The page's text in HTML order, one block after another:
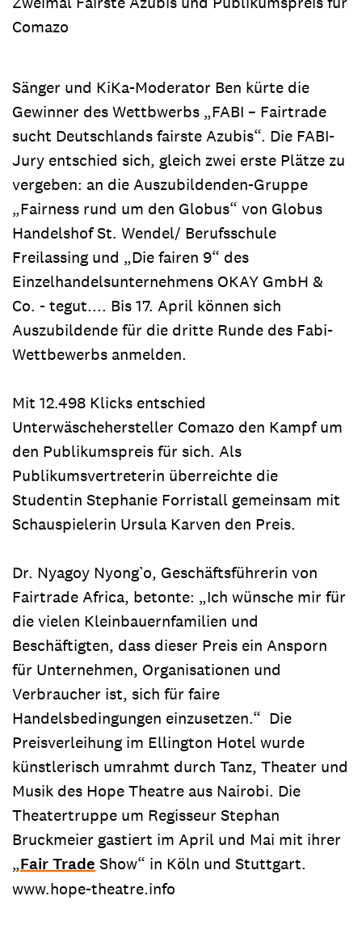
Comazo
Sänger und KiKa-Moderator Ben kürte die
Gewinner des Wettbwerbs „FABI – Fairtrade
sucht Deutschlands fairste Azubis“. Die FABI-
Jury entschied sich, gleich zwei erste Plätze zu
vergeben: an die Auszubildenden-Gruppe
„Fairness rund um den Globus“ von Globus
Handelshof St. Wendel/ Berufsschule
Freilassing und „Die fairen 9“ des
Einzelhandelsunternehmens OKAY GmbH &
Co. - tegut.... Bis 17. April können sich
Auszubildende für die dritte Runde des Fabi-
Wettbewerbs anmelden.
Mit 12.498 Klicks entschied
Unterwäschehersteller Comazo den Kampf um
den Publikumspreis für sich. Als
Publikumsvertreterin überreichte die
Studentin Stephanie Forristall gemeinsam mit
Schauspielerin Ursula Karven den Preis.
Dr. Nyagoy Nyong’o, Geschäftsführerin von
Fairtrade Africa, betonte: „Ich wünsche mir für
die vielen Kleinbauernfamilien und
Beschäftigten, dass dieser Preis ein Ansporn
für Unternehmen, Organisationen und
Verbraucher ist, sich für faire
Handelsbedingungen einzusetzen.“ Die
Preisverleihung im Ellington Hotel wurde
künstlerisch umrahmt durch Tanz, Theater und
Musik des Hope Theatre aus Nairobi. Die
Theatertruppe um Regisseur Stephan
Bruckmeier gastiert im April und Mai mit ihrer
„Fair Trade Show“ in Köln und Stuttgart.
www.hope-theatre.info